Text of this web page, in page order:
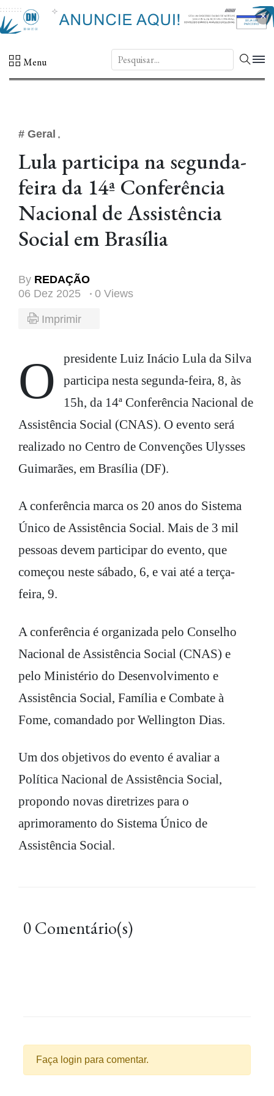
×
Menu DN.
# Geral
Lula participa na segunda-
feira da 14ª Conferência
Nacional de Assistência
Social em Brasília
By REDAÇÃO
06 Dez 2025
0 Views
Imprimir
O presidente Luiz Inácio Lula da Silva
participa nesta segunda-feira, 8, às
15h, da 14ª Conferência Nacional de
Assistência Social (CNAS). O evento será
realizado no Centro de Convenções Ulysses
Guimarães, em Brasília (DF).
A conferência marca os 20 anos do Sistema
Único de Assistência Social. Mais de 3 mil
pessoas devem participar do evento, que
começou neste sábado, 6, e vai até a terça-
feira, 9.
A conferência é organizada pelo Conselho
Nacional de Assistência Social (CNAS) e
pelo Ministério do Desenvolvimento e
Assistência Social, Família e Combate à
Fome, comandado por Wellington Dias.
Um dos objetivos do evento é avaliar a
Política Nacional de Assistência Social,
propondo novas diretrizes para o
aprimoramento do Sistema Único de
Assistência Social.
0 Comentário(s)
Faça login para comentar.